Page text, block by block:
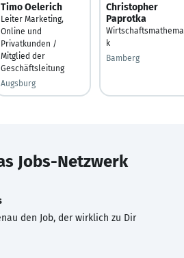
Timo Oelerich
Leiter Marketing,
Online und
Privatkunden /
Mitglied der
Geschäftsleitung
Augsburg
Christopher
Paprotka
k
Bamberg
Jobs-Netzwerk
den Job, der wirklich zu Dir